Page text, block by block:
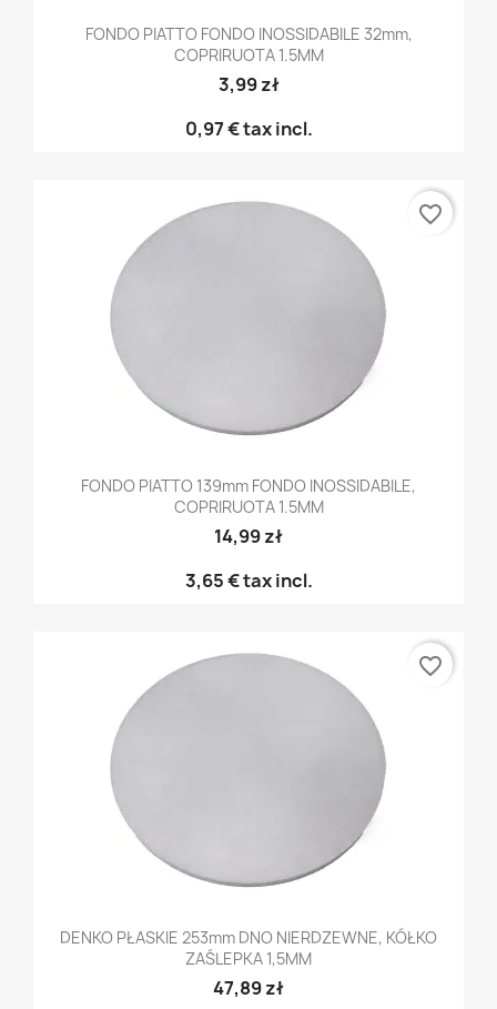
FONDO PIATTO FONDO INOSSIDABILE 32mm,
COPRIRUOTA 1.5MM
3,99 zł
0,97 €tax incl.
FONDO PIATTO 139mm FONDO INOSSIDABILE,
COPRIRUOTA 1.5MM
14,99 zł
3,65 €tax incl.
favorite_border
DENKO PŁASKIE 253mm DNO NIERDZEWNE, KÓŁKO
ZAŚLEPKA 1,5MM
47,89 zł
favorite_border